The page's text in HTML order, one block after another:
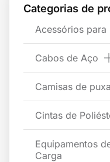
Categorias de
Acessórios
Cabos de Aço
Camisas de
Cintas de
Equipamentos
Carga